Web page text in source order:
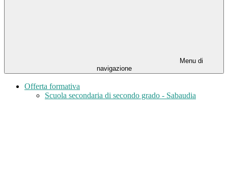
Menu di
navigazione
Offerta formativa
Scuola secondaria di secondo grado - Sabaudia